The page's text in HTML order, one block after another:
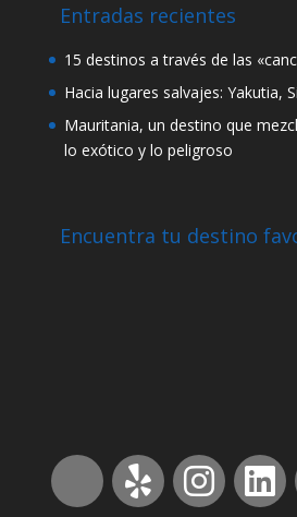
Entradas recientes
15 destinos a través de las
Hacia lugares salvajes: Yakutia,
Mauritania, un destino que
lo exótico y lo peligroso
Encuentra tu destino